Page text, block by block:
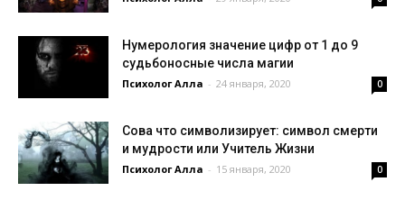
Нумерология значение цифр от 1 до 9
судьбоносные числа магии
Психолог Алла - 24 января, 2020 0
Сова что символизирует: символ смерти
и мудрости или Учитель Жизни
Психолог Алла - 15 января, 2020 0